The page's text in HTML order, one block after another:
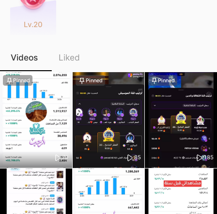
Lv.20
Videos Liked
70
Pinned
85
Pinned
185
Pinned